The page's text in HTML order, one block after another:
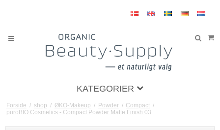
KATEGORIER
Forside / shop / ØKO-Makeup / Powder / Compact /
puroBIO Cosmetics - Compact Powder Matte Finish 03